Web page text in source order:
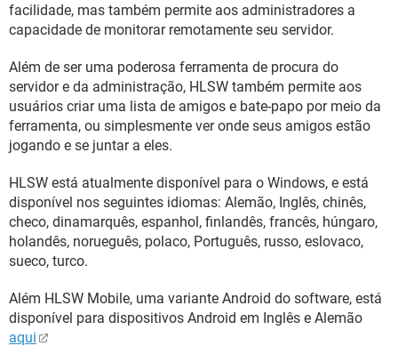
facilidade, mas também permite aos administradores a
capacidade de monitorar remotamente seu servidor.
Além de ser uma poderosa ferramenta de procura do
servidor e da administração, HLSW também permite aos
usuários criar uma lista de amigos e bate-papo por meio da
ferramenta, ou simplesmente ver onde seus amigos estão
jogando e se juntar a eles.
HLSW está atualmente disponível para o Windows, e está
disponível nos seguintes idiomas: Alemão, Inglês, chinês,
checo, dinamarquês, espanhol, finlandês, francês, húngaro,
holandês, norueguês, polaco, Português, russo, eslovaco,
sueco, turco.
Além HLSW Mobile, uma variante Android do software, está
disponível para dispositivos Android em Inglês e Alemão
aqui